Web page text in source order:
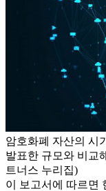
암호화폐 자산의 시
발표한 규모와 비교
트너스 누리집)
이 보고서에 따르면